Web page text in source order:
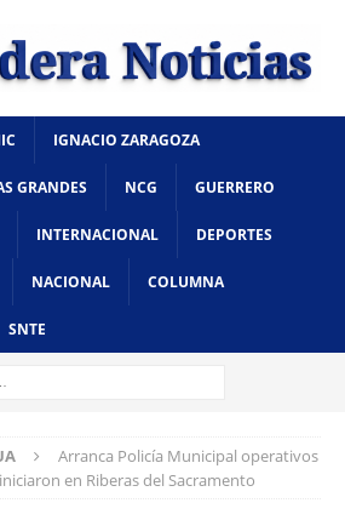
IGNACIO ZARAGOZA
GRANDES NCG GUERRERO
INTERNACIONAL DEPORTES
NACIONAL COLUMNA
SNTE
Arranca Policía Municipal operativos
en Riberas del Sacramento